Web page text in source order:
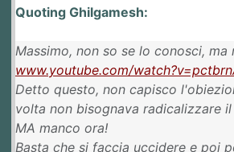
Quoting Ghilgamesh:
Massimo, non so se lo conosci, ma
www.youtube.com/
Detto questo, non capisco
volta non bisognava radicalizzare
MA manco ora!
Basta che si faccia uccidere e poi